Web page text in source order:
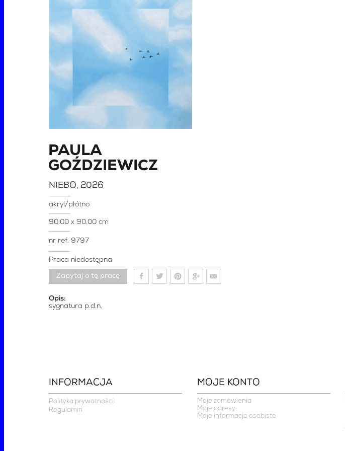
PAULA
GOŹDZIEWICZ
NIEBO, 2026
akryl/płótno
90.00 x 90.00 cm
nr ref. 9797
Praca niedostępna
Zapytaj o tę pracę
Opis:
sygnatura p.d.n.
INFORMACJA
Polityka prywatności
Regulamin
MOJE KONTO
Moje zamówienia
Moje adresy
Moje informacje osobiste